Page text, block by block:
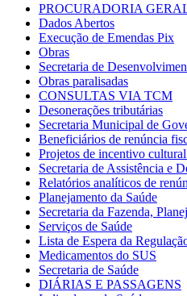
PROCURADORIA
Dados Abertos
Execução de Emendas Pix
Obras
Secretaria de
Obras paralisadas
CONSULTAS VIA TCM
Desonerações tributárias
Secretaria Municipal de
Beneficiários de renúncia
Projetos de incentivo
Secretaria de Assistência e
Relatórios analíticos de
Planejamento da Saúde
Secretaria da Fazenda,
Serviços de Saúde
Lista de Espera da
Medicamentos do SUS
Secretaria de Saúde
DIÁRIAS E PASSAGENS